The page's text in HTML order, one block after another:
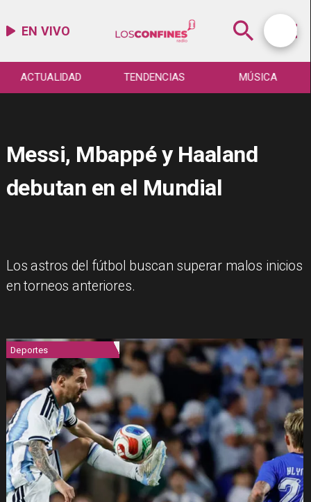
EN VIVO
TENDENCIAS MÚSICA ESPECTÁCULO
Messi, Mbappé y Haaland
debutan en el Mundial
Los astros del fútbol buscan superar malos inicios
en torneos anteriores.
Deportes